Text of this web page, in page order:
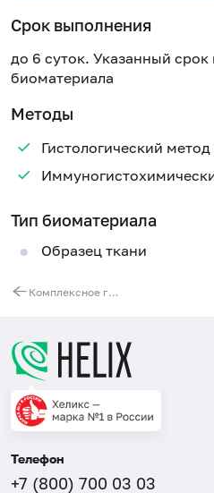
Срок выполнения
до 6 суток. Указанный срок
биоматериала
Методы
Гистологический метод
Тип биоматериала
Образец ткани
Комплексное гистологическое и иммуногистохимическое исследование с определением рецепторного статуса прогестерона и эстрогена
Телефон
+7 (800) 700 03 03